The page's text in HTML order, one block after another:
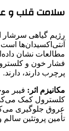
سلامت قلب و
رژیم گیاهی سرشار
آنتی‌اکسیدان‌ها
مطالعات نشان
فشار خون و
پرچرب دارند، دارند.
مکانیزم اثر: فیبر
کلسترول کمک
عروق جلوگیری
تأمین پروتئین